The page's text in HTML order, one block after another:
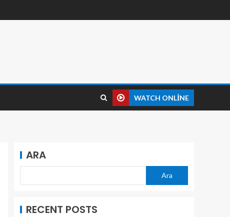
WATCH ONLINE
ARA
Ara
RECENT POSTS